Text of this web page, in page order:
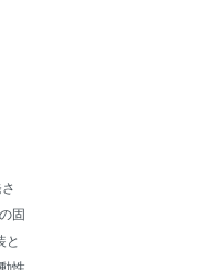
固
と
性